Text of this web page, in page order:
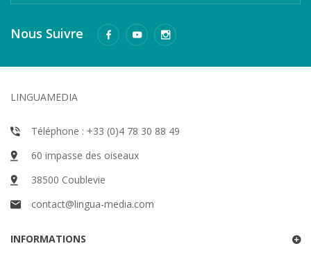
Nous Suivre
LINGUAMEDIA
Téléphone : +33 (0)4 78 30 88 49
60 impasse des oiseaux
38500 Coublevie
contact@lingua-media.com
INFORMATIONS